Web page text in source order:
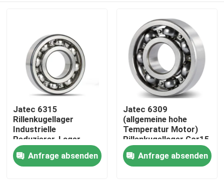
Jatec 6315
Rillenkugellager
Industrielle
Reduzierer-Lager
Gcr15 China
Anfrage absenden
Jatec 6309
(allgemeine hohe
Temperatur Motor)
Rillenkugellager Gcr15
45×100×25
Anfrage absenden